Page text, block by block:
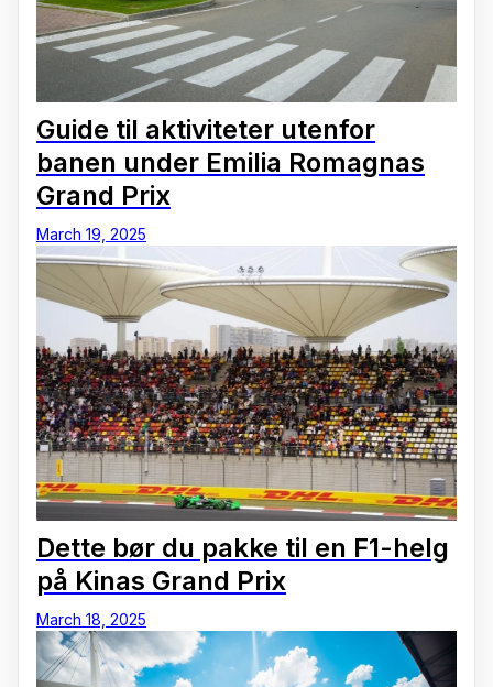
Guide til aktiviteter utenfor
banen under Emilia Romagnas
Grand Prix
March 19, 2025
Dette bør du pakke til en F1-helg
på Kinas Grand Prix
March 18, 2025